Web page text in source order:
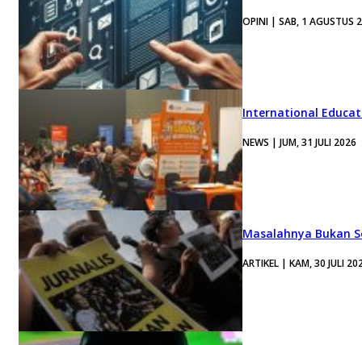
OPINI | SAB, 1 AGUSTUS
International
NEWS | JUM, 31 JULI 2026
Masalahnya Bukan
ARTIKEL | KAM, 30 JULI